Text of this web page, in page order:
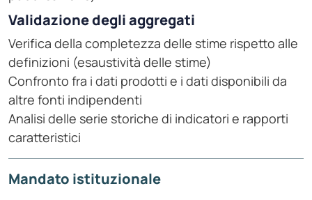
Validazione degli aggregati
Verifica della completezza delle stime rispetto alle
definizioni (esaustività delle stime)
Confronto fra i dati prodotti e i dati disponibili da
altre fonti indipendenti
Analisi delle serie storiche di indicatori e rapporti
caratteristici
Mandato istituzionale